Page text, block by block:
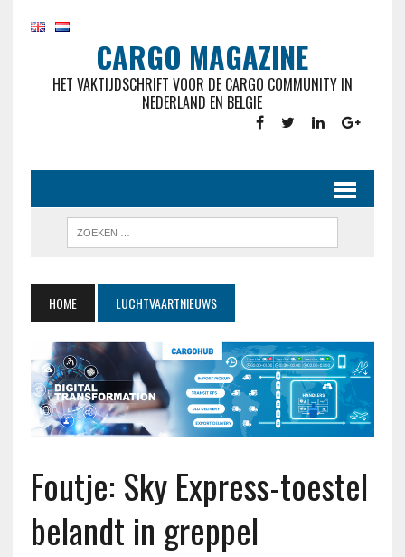
CARGO MAGAZINE
HET VAKTIJDSCHRIFT VOOR DE CARGO COMMUNITY IN
NEDERLAND EN BELGIE
HOME LUCHTVAARTNIEUWS
Foutje: Sky Express-toestel
belandt in greppel